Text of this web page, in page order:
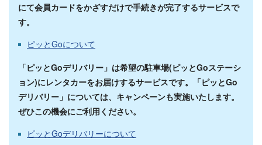
にて会員カードをかざすだけで手続きが完了するサービスで
す。
ピッとGoについて
「ピッとGoデリバリー」は希望の駐車場(ピッとGoステーシ
ョン)にレンタカーをお届けするサービスです。
「ピッとGo
デリバリー」については、キャンペーンも実施いたします。
ぜひこの機会にご利用ください。
ピッとGoデリバリーについて